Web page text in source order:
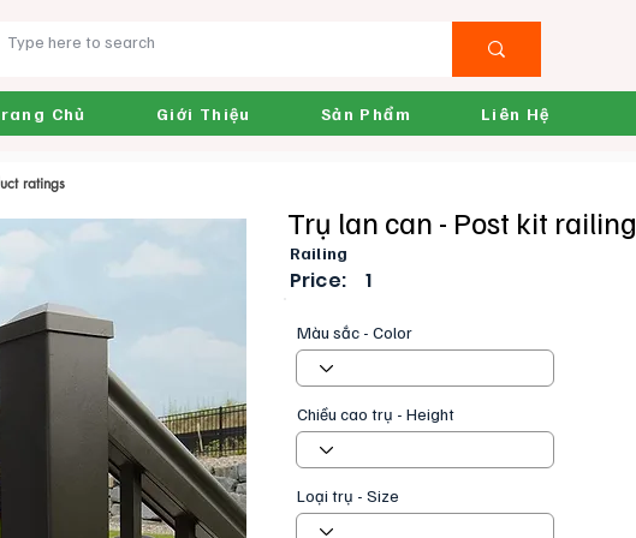
Chủ Giới Thiệu Sản Phẩm Liên Hệ
ratings
Product ratings
Trụ lan can - Post kit railing
Railing
Price: 1
Màu sắc - Color
Chiều cao trụ - Height
Loại trụ - Size